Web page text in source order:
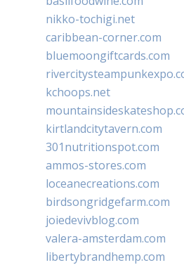
nikko-tochigi.net
caribbean-corner.com
bluemoongiftcards.com
kchoops.net
kirtlandcitytavern.com
301nutritionspot.com
ammos-stores.com
loceanecreations.com
birdsongridgefarm.com
joiedevivblog.com
valera-amsterdam.com
libertybrandhemp.com